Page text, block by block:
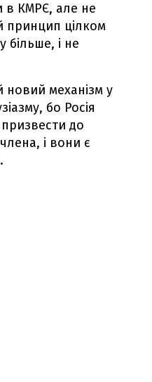
в КМРЄ, але не
принцип цілком
більше, і не
механізм у
бо Росія
до
і вони є